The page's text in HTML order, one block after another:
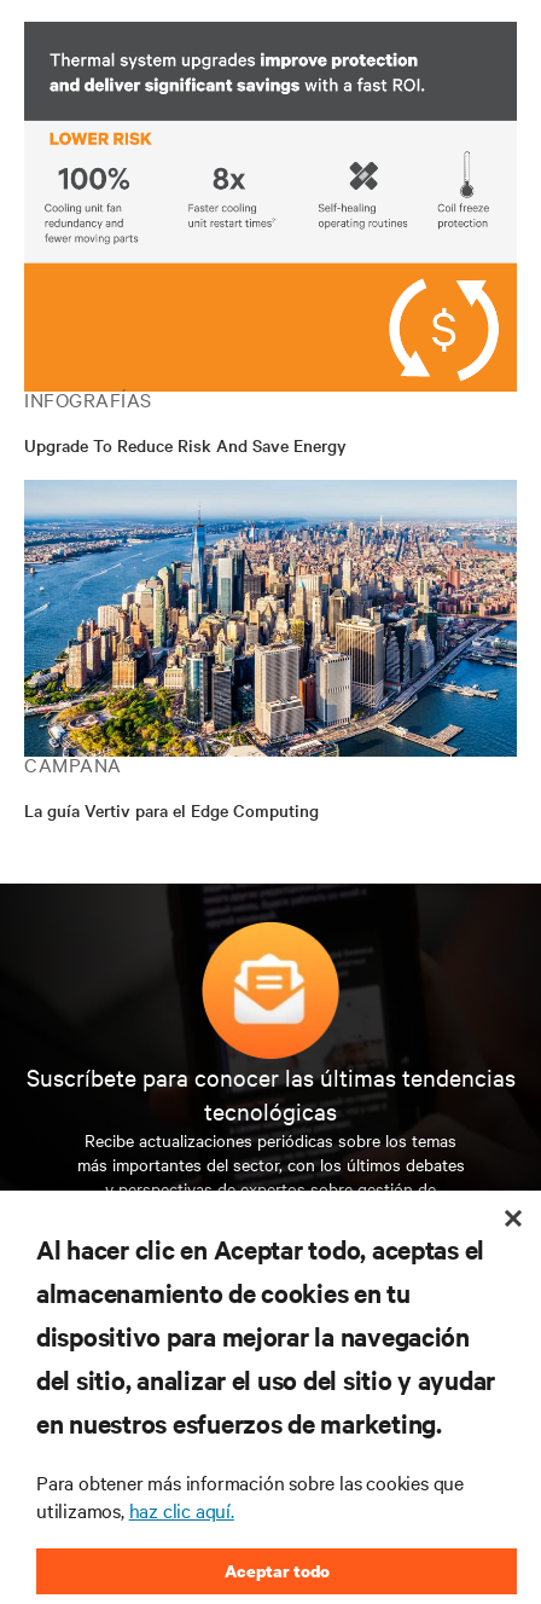
INFOGRAFÍAS
Upgrade To Reduce Risk And Save Energy
CAMPAÑA
La guía Vertiv para el Edge Computing
Suscríbete para conocer las últimas tendencias
tecnológicas
Recibe actualizaciones periódicas sobre los temas
más importantes del sector, con los últimos debates
y perspectivas de expertos sobre gestión de
REGÍSTRATE AHORA
SOPORTE
CORPORATIVO
Al hacer clic en Aceptar todo, aceptas el
almacenamiento de cookies en tu
dispositivo para mejorar la navegación
del sitio, analizar el uso del sitio y ayudar
en nuestros esfuerzos de marketing.
Para obtener más información sobre las cookies que
utilizamos, haz clic aquí.
Aceptar todo